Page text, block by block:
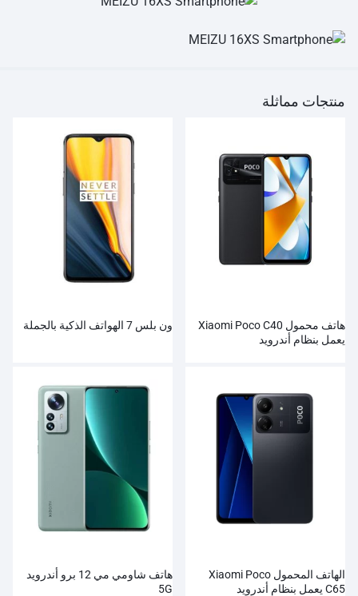
منتجات مماثلة
هاتف محمول Xiaomi Poco C40
يعمل بنظام أندرويد
ون بلس 7 الهواتف الذكية بالجملة
الهاتف المحمول Xiaomi Poco
C65 يعمل بنظام أندرويد
هاتف شاومي مي 12 برو أندرويد
5G